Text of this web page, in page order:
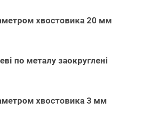
хвостовика 20 мм
по металу заокруглені
хвостовика 3 мм